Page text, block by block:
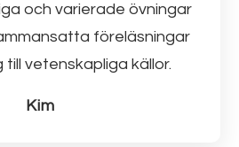
och varierade övningar
föreläsningar
till vetenskapliga källor.
Kim